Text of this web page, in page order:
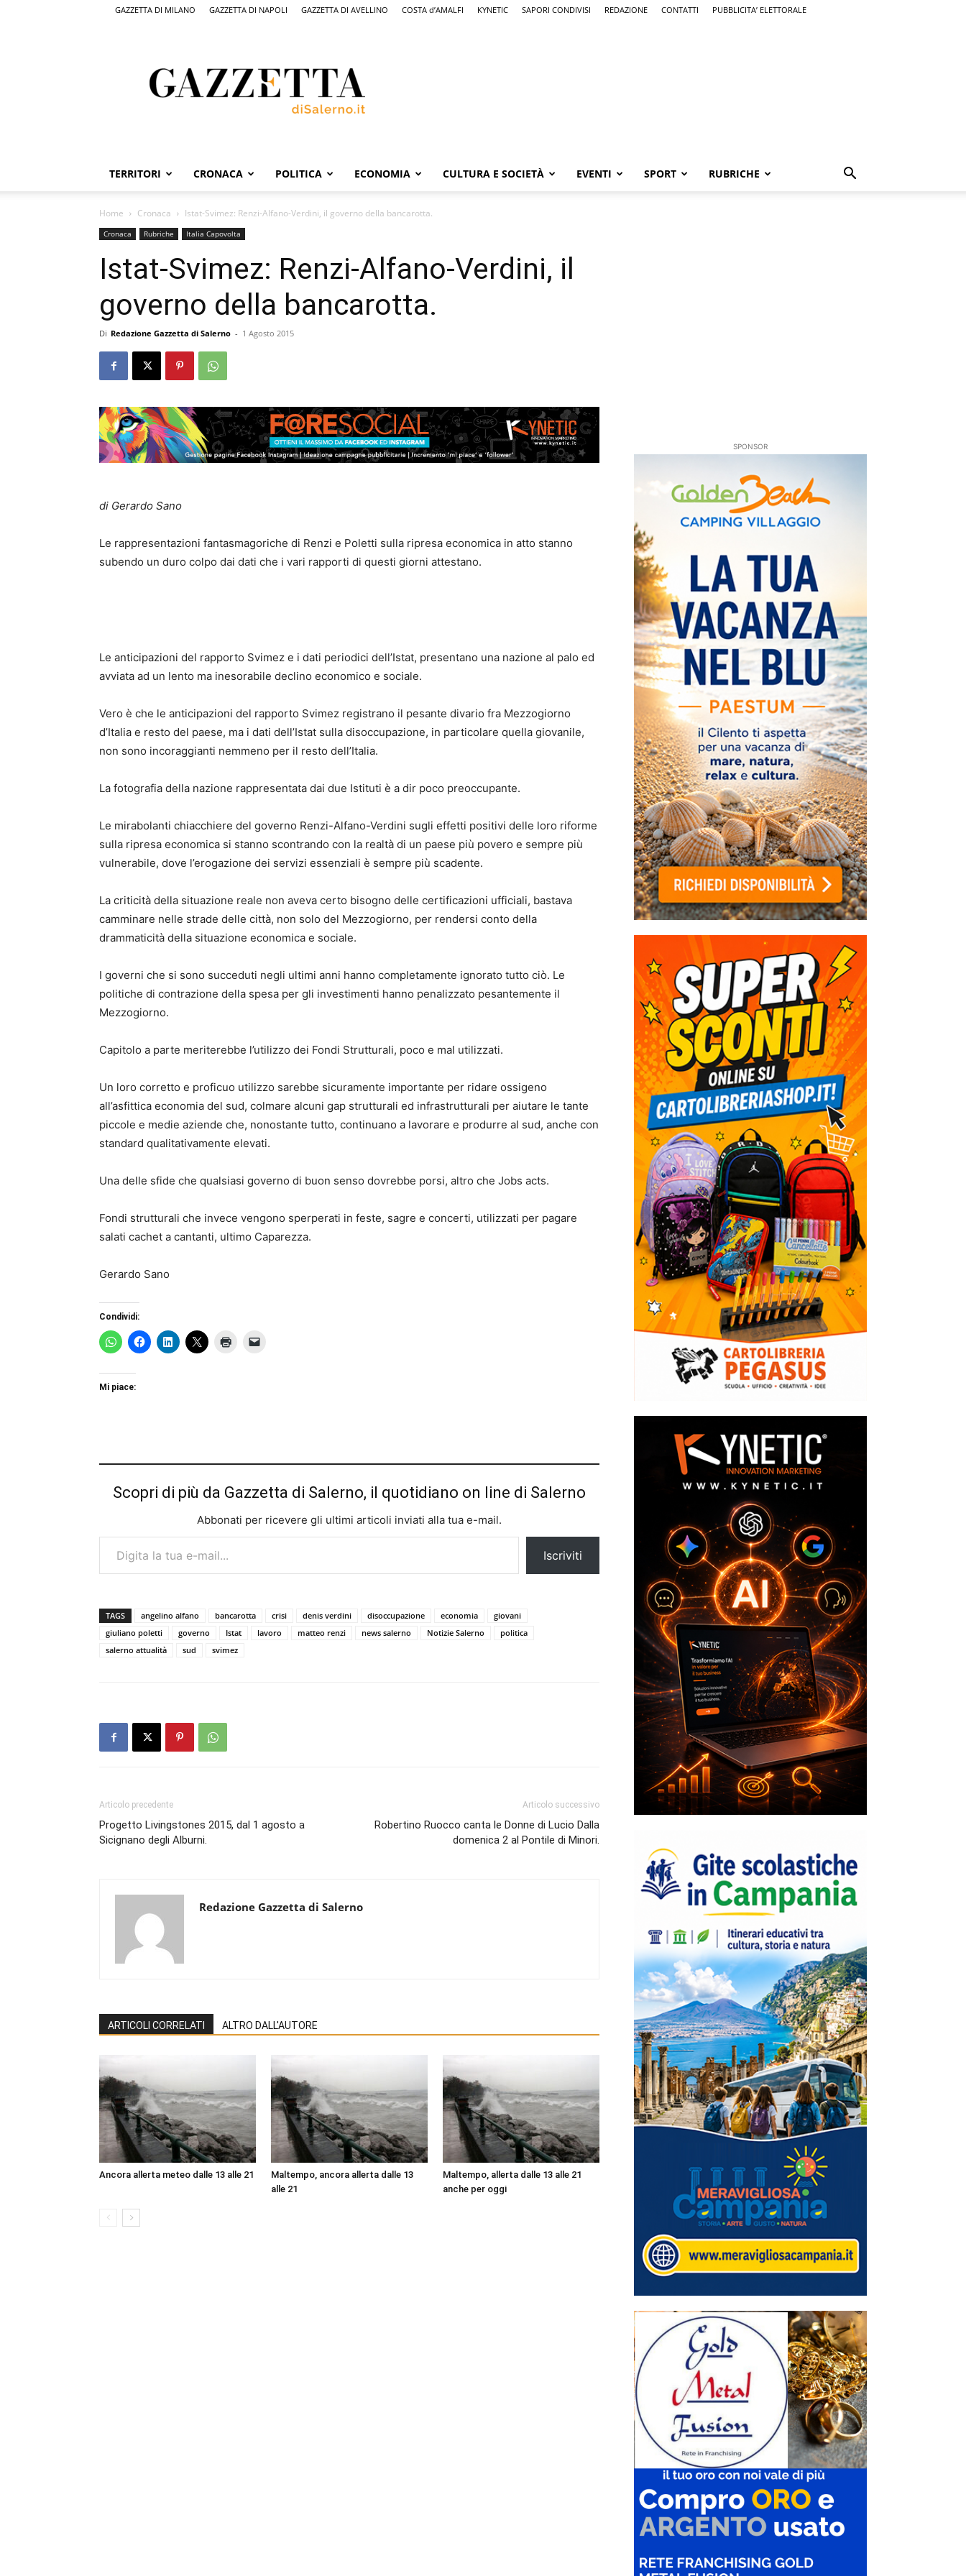
GAZZETTA DI MILANO GAZZETTA DI NAPOLI GAZZETTA DI AVELLINO COSTA d’AMALFI KYNETIC SAPORI CONDIVISI REDAZIONE CONTATTI PUBBLICITA’ ELETTORALE
Salerno,
il
quotidiano
Salerno
TERRITORI CRONACA POLITICA ECONOMIA CULTURA E SOCIETÀ EVENTI SPORT RUBRICHE
Home Cronaca Istat-Svimez: Renzi-Alfano-Verdini, il governo della bancarotta.
Cronaca Rubriche Italia Capovolta
Istat-Svimez: Renzi-Alfano-Verdini, il
governo della bancarotta.
Di Redazione Gazzetta di Salerno - 1 Agosto 2015
di Gerardo Sano
Le rappresentazioni fantasmagoriche di Renzi e Poletti sulla ripresa economica in atto stanno
subendo un duro colpo dai dati che i vari rapporti di questi giorni attestano.
Le anticipazioni del rapporto Svimez e i dati periodici dell’Istat, presentano una nazione al palo ed
avviata ad un lento ma inesorabile declino economico e sociale.
Vero è che le anticipazioni del rapporto Svimez registrano il pesante divario fra Mezzogiorno
d’Italia e resto del paese, ma i dati dell’Istat sulla disoccupazione, in particolare quella giovanile,
non sono incoraggianti nemmeno per il resto dell’Italia.
La fotografia della nazione rappresentata dai due Istituti è a dir poco preoccupante.
Le mirabolanti chiacchiere del governo Renzi-Alfano-Verdini sugli effetti positivi delle loro riforme
sulla ripresa economica si stanno scontrando con la realtà di un paese più povero e sempre più
vulnerabile, dove l’erogazione dei servizi essenziali è sempre più scadente.
La criticità della situazione reale non aveva certo bisogno delle certificazioni ufficiali, bastava
camminare nelle strade delle città, non solo del Mezzogiorno, per rendersi conto della
drammaticità della situazione economica e sociale.
I governi che si sono succeduti negli ultimi anni hanno completamente ignorato tutto ciò. Le
politiche di contrazione della spesa per gli investimenti hanno penalizzato pesantemente il
Mezzogiorno.
Capitolo a parte meriterebbe l’utilizzo dei Fondi Strutturali, poco e mal utilizzati.
Un loro corretto e proficuo utilizzo sarebbe sicuramente importante per ridare ossigeno
all’asfittica economia del sud, colmare alcuni gap strutturali ed infrastrutturali per aiutare le tante
piccole e medie aziende che, nonostante tutto, continuano a lavorare e produrre al sud, anche con
standard qualitativamente elevati.
Una delle sfide che qualsiasi governo di buon senso dovrebbe porsi, altro che Jobs acts.
Fondi strutturali che invece vengono sperperati in feste, sagre e concerti, utilizzati per pagare
salati cachet a cantanti, ultimo Caparezza.
Gerardo Sano
Condividi:
Mi piace:
Scopri di più da Gazzetta di Salerno, il quotidiano on line di Salerno
Abbonati per ricevere gli ultimi articoli inviati alla tua e-mail.
Digita la tua e-mail...
Iscriviti
TAGS angelino alfano bancarotta crisi denis verdini disoccupazione economia
giovani
giuliano poletti
governo Istat lavoro matteo renzi news salerno Notizie Salerno
politica
salerno attualità
sud svimez
Articolo precedente
Progetto Livingstones 2015, dal 1 agosto a
Sicignano degli Alburni.
Articolo successivo
Robertino Ruocco canta le Donne di Lucio Dalla
domenica 2 al Pontile di Minori.
Redazione Gazzetta di Salerno
ARTICOLI CORRELATI ALTRO DALL'AUTORE
Ancora allerta meteo dalle 13 alle 21
Maltempo, ancora allerta dalle 13
alle 21
Maltempo, allerta dalle 13 alle 21
anche per oggi
SPONSOR